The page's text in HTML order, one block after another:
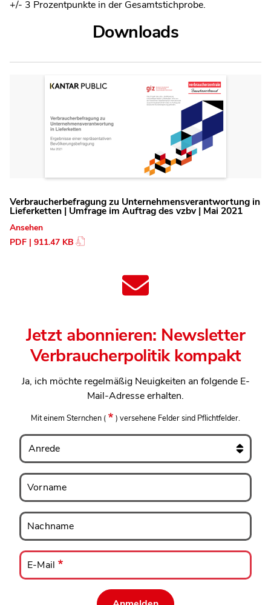
+/- 3 Prozentpunkte in der Gesamtstichprobe.
Downloads
Verbraucherbefragung zu Unternehmensverantwortung in
Lieferketten | Umfrage im Auftrag des vzbv | Mai 2021
Ansehen
PDF | 911.47 KB
Jetzt abonnieren: Newsletter
Verbraucherpolitik kompakt
Ja, ich möchte regelmäßig Neuigkeiten an folgende E-
Mail-Adresse erhalten.
Mit einem Sternchen ( ) versehene Felder sind Pflichtfelder.
Anrede
Vorname
Vorname
Nachname
Nachname
E-
Mail
E-Mail